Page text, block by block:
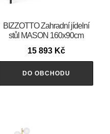
BIZZOTTO Zahradní jídelní
stůl MASON 160x90cm
15 893 Kč
DO OBCHODU